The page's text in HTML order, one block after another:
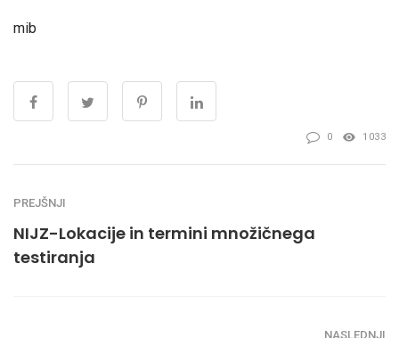
mib
0 1033
PREJŠNJI
NIJZ-Lokacije in termini množičnega
testiranja
NASLEDNJI